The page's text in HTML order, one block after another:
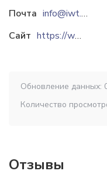
Почта
info@iwt.com.ua
Сайт
https://www.iwt.ua
Обновление данных:
Количество
Отзывы